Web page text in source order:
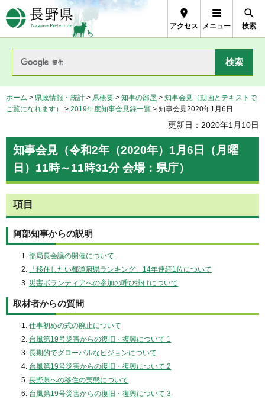
長野県Nagano Prefecture
アクセス メニュー 検索
ホーム > 県政情報・統計 > 県概要 > 知事の部屋 > 知事会見（動画とテキストで
ご覧になれます）
> 2019年度知事会見録一覧 > 知事会見2020年1月6日
更新日：2020年1月10日
知事会見（令和2年（2020年）1月6日（月曜
日）11時～11時31分 会場：県庁）
項目
阿部知事からの説明
部局長会議の開催について
「移住したい都道府県ランキング」14年連続1位について
災害ボランティアへの参加の呼び掛けについて
取材者からの質問
仕事初めの式の廃止について
台風第19号災害からの復旧・復興について 1
長期的でグローバルなビジョンについて
台風第19号災害からの復旧・復興について 2
長野県への移住の実態について
台風第19号災害からの復旧・復興について 3